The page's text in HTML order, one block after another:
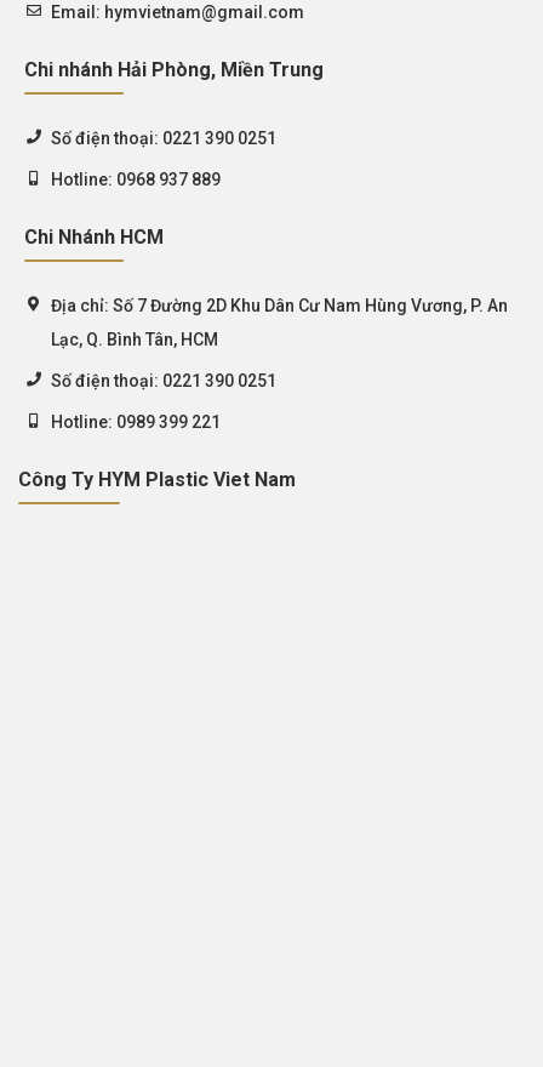
Email: hymvietnam@gmail.com
Chi nhánh Hải Phòng, Miền Trung
Số điện thoại: 0221 390 0251
Hotline: 0968 937 889
Chi Nhánh HCM
Địa chỉ: Số 7 Đường 2D Khu Dân Cư Nam Hùng Vương, P. An
Lạc, Q. Bình Tân, HCM
Số điện thoại: 0221 390 0251
Hotline: 0989 399 221
Công Ty HYM Plastic Viet Nam